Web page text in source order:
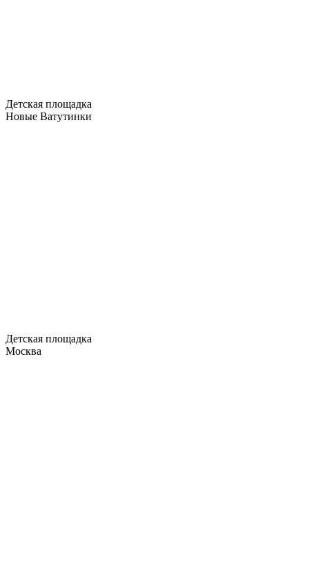
Детская площадка
Новые Ватутинки
Детская площадка
Москва